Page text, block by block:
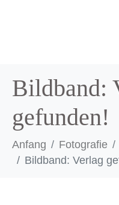
Bildband:
gefunden!
Anfang Fotografie
Bildband: Verlag